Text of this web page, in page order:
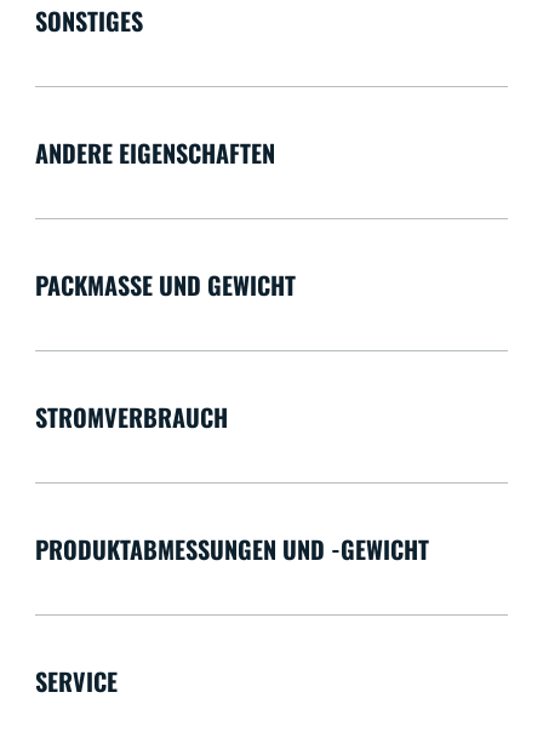
SONSTIGES
ANDERE EIGENSCHAFTEN
PACKMASSE UND GEWICHT
STROMVERBRAUCH
PRODUKTABMESSUNGEN UND -GEWICHT
SERVICE